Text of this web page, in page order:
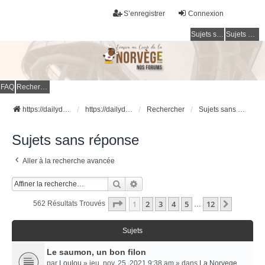
Connexion
S’enregistrer
Sujets sans réponse Sujets actifs
FAQ Rechercher
https://dailydigesthub.com https://dailydigesthub.com Rechercher Sujets sans réponse
Sujets sans réponse
Aller à la recherche avancée
Rechercher
562 Résultats Trouvés Page 1Sur
1 2 3 4 5 … 12
Sujets
Le saumon, un bon filon
par Loulou » jeu. nov. 25, 2021 9:38 am » dans La Norvege